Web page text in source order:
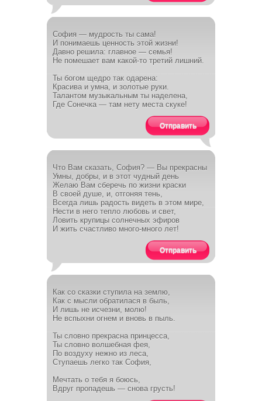
София — мудрость ты сама!
И понимаешь ценность этой жизни!
Давно решила: главное — семья!
Не помешает вам какой-то третий лишний.
Ты богом щедро так одарена:
Красива и умна, и золотые руки.
Талантом музыкальным ты наделена,
Где Сонечка — там нету места скуке!
Отправить
Что Вам сказать, София? — Вы прекрасны
Умны, добры, и в этот чудный день
Желаю Вам сберечь по жизни краски
В своей душе, и, отгоняя тень,
Всегда лишь радость видеть в этом мире,
Нести в него тепло любовь и свет,
Ловить крупицы солнечных эфиров
И жить счастливо много-много лет!
Отправить
Как со сказки ступила на землю,
Как с мысли обратилася в быль,
И лишь не исчезни, молю!
Не вспыхни огнем и вновь в пыль.
Ты словно прекрасна принцесса,
Ты словно волшебная фея,
По воздуху нежно из леса,
Ступаешь легко так София,
Мечтать о тебя я боюсь,
Вдруг пропадешь — снова грусть!